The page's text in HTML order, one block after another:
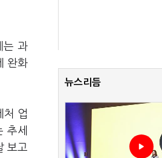
는 과
완화
처 업
추세
보고
뉴스리듬